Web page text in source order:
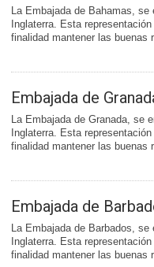
La Embajada de Bahamas,
Inglaterra. Esta
finalidad mantener las buenas
Embajada de
La Embajada de Granada, se
Inglaterra. Esta
finalidad mantener las buenas
Embajada de
La Embajada de Barbados,
Inglaterra. Esta
finalidad mantener las buenas